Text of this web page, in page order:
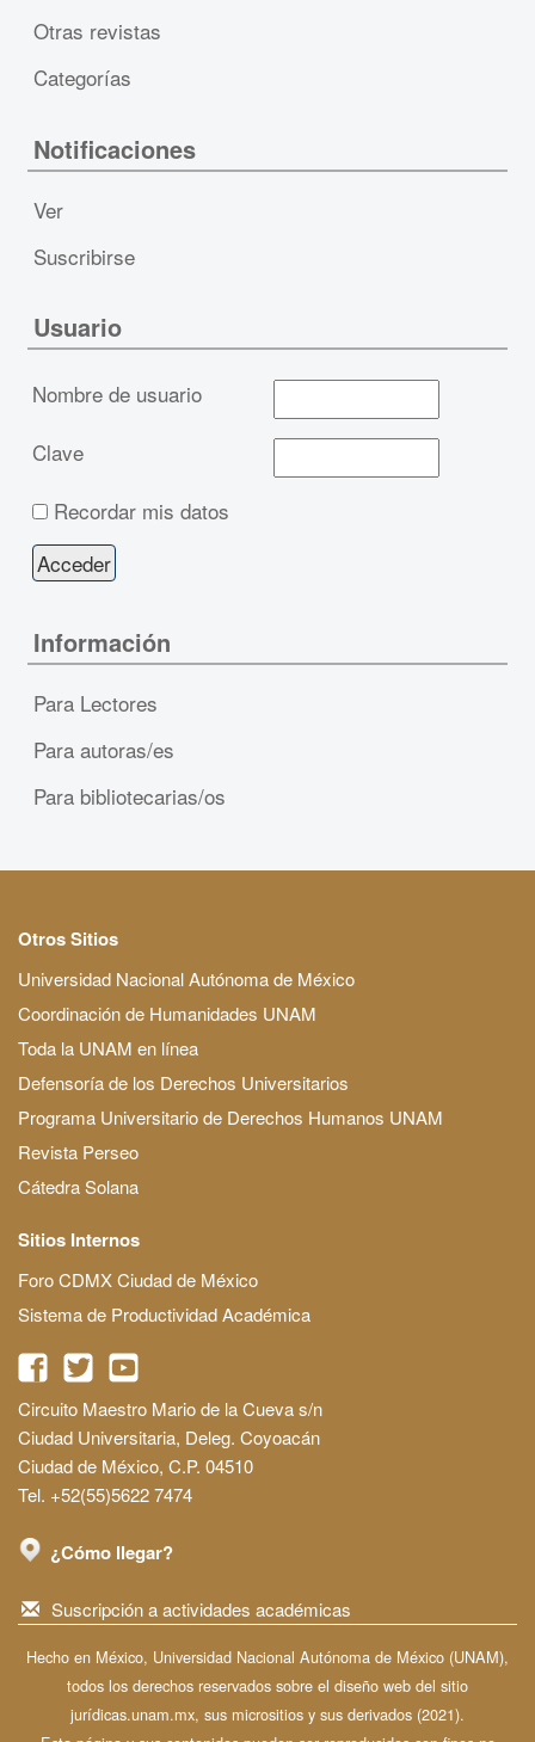
Otras revistas
Categorías
Notificaciones
Ver
Suscribirse
Usuario
Nombre de usuario
Clave
Recordar mis datos
Información
Para Lectores
Para autoras/es
Para bibliotecarias/os
Otros Sitios
Universidad Nacional Autónoma de México
Coordinación de Humanidades UNAM
Toda la UNAM en línea
Defensoría de los Derechos Universitarios
Programa Universitario de Derechos Humanos UNAM
Revista Perseo
Cátedra Solana
Sitios Internos
Foro CDMX Ciudad de México
Sistema de Productividad Académica
Circuito Maestro Mario de la Cueva s/n
Ciudad Universitaria, Deleg. Coyoacán
Ciudad de México, C.P. 04510
Tel. +52(55)5622 7474
¿Cómo llegar?
Suscripción a actividades académicas
Hecho en México, Universidad Nacional Autónoma de México (UNAM),
todos los derechos reservados sobre el diseño web del sitio
jurídicas.unam.mx, sus micrositios y sus derivados (2021).